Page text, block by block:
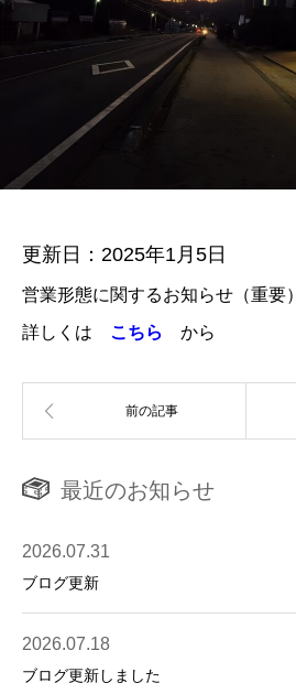
更新日：2025年1月5日
営業形態に関するお知らせ（重要）
詳しくは
こちら から
最近のお知らせ
2026.07.31
ブログ更新
2026.07.18
ブログ更新しました